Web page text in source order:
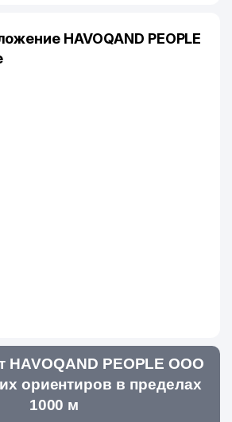
HAVOQAND PEOPLE
HAVOQAND PEOPLE ООО
ориентиров в пределах
1000 м